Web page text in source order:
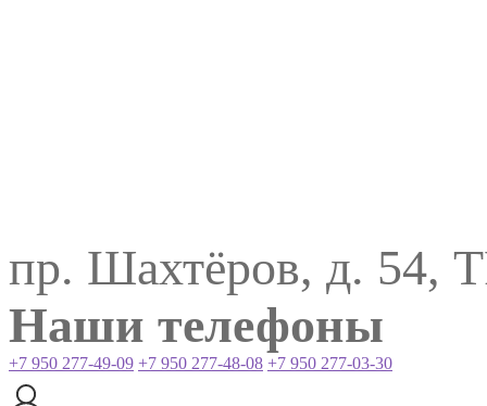
пр. Шахтёров, д. 54,
Наши телефоны
+7 950 277-49-09 +7 950 277-48-08 +7 950 277-03-30